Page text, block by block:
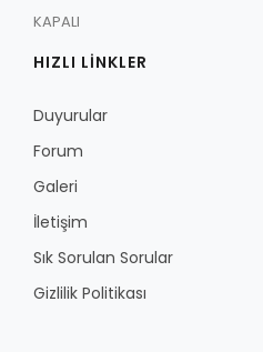
KAPALI
HIZLI LİNKLER
Duyurular
Forum
Galeri
İletişim
Sık Sorulan Sorular
Gizlilik Politikası